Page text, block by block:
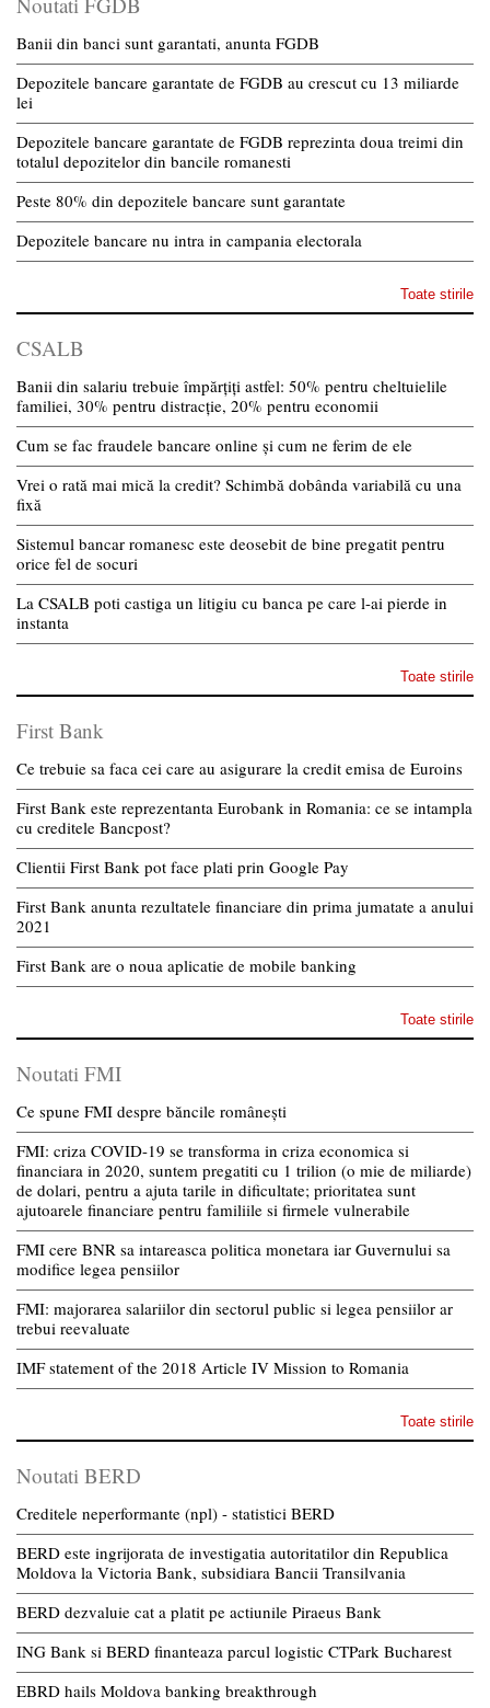
Banii din banci sunt garantati, anunta FGDB
Depozitele bancare garantate de FGDB au crescut cu 13 miliarde
lei
Depozitele bancare garantate de FGDB reprezinta doua treimi din
totalul depozitelor din bancile romanesti
Peste 80% din depozitele bancare sunt garantate
Depozitele bancare nu intra in campania electorala
Toate stirile
CSALB
Banii din salariu trebuie împărțiți astfel: 50% pentru cheltuielile
familiei, 30% pentru distracție, 20% pentru economii
Cum se fac fraudele bancare online și cum ne ferim de ele
Vrei o rată mai mică la credit? Schimbă dobânda variabilă cu una
fixă
Sistemul bancar romanesc este deosebit de bine pregatit pentru
orice fel de socuri
La CSALB poti castiga un litigiu cu banca pe care l-ai pierde in
instanta
Toate stirile
First Bank
Ce trebuie sa faca cei care au asigurare la credit emisa de Euroins
First Bank este reprezentanta Eurobank in Romania: ce se intampla
cu creditele Bancpost?
Clientii First Bank pot face plati prin Google Pay
First Bank anunta rezultatele financiare din prima jumatate a anului
2021
First Bank are o noua aplicatie de mobile banking
Toate stirile
Noutati FMI
Ce spune FMI despre băncile românești
FMI: criza COVID-19 se transforma in criza economica si
financiara in 2020, suntem pregatiti cu 1 trilion (o mie de miliarde)
de dolari, pentru a ajuta tarile in dificultate; prioritatea sunt
ajutoarele financiare pentru familiile si firmele vulnerabile
FMI cere BNR sa intareasca politica monetara iar Guvernului sa
modifice legea pensiilor
FMI: majorarea salariilor din sectorul public si legea pensiilor ar
trebui reevaluate
IMF statement of the 2018 Article IV Mission to Romania
Toate stirile
Noutati BERD
Creditele neperformante (npl) - statistici BERD
BERD este ingrijorata de investigatia autoritatilor din Republica
Moldova la Victoria Bank, subsidiara Bancii Transilvania
BERD dezvaluie cat a platit pe actiunile Piraeus Bank
ING Bank si BERD finanteaza parcul logistic CTPark Bucharest
EBRD hails Moldova banking breakthrough